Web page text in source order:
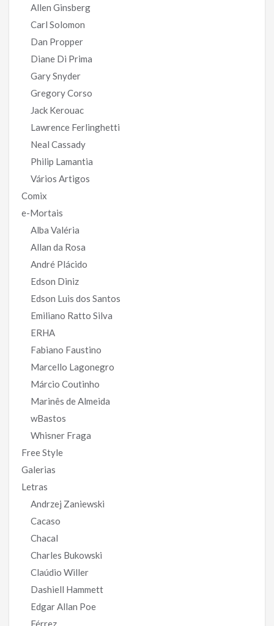
Allen Ginsberg
Carl Solomon
Dan Propper
Diane Di Prima
Gary Snyder
Gregory Corso
Jack Kerouac
Lawrence Ferlinghetti
Neal Cassady
Philip Lamantia
Vários Artigos
Comix
e-Mortais
Alba Valéria
Allan da Rosa
André Plácido
Edson Diniz
Edson Luis dos Santos
Emiliano Ratto Silva
ERHA
Fabiano Faustino
Marcello Lagonegro
Márcio Coutinho
Marinês de Almeida
wBastos
Whisner Fraga
Free Style
Galerias
Letras
Andrzej Zaniewski
Cacaso
Chacal
Charles Bukowski
Claúdio Willer
Dashiell Hammett
Edgar Allan Poe
Férrez